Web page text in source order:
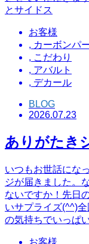
とサイドス
お客様
, カーボンパ
, こだわり
, アバルト
, デカール
BLOG
2026.07.23
ありがたき
いつもお世話にな
ジが届きました。
ないですか！先日
いサプライズ(^^)
の気持ちでいっぱ
お客様